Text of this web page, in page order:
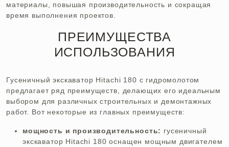
материалы, повышая производительность и сокращая
время выполнения проектов.
ПРЕИМУЩЕСТВА
ИСПОЛЬЗОВАНИЯ
Гусеничный экскаватор Hitachi 180 с гидромолотом
предлагает ряд преимуществ, делающих его идеальным
выбором для различных строительных и демонтажных
работ. Вот некоторые из главных преимуществ:
мощность и производительность: гусеничный
экскаватор Hitachi 180 оснащен мощным двигателем